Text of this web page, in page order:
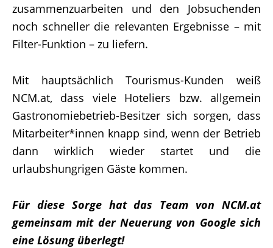
zusammenzuarbeiten und den Jobsuchenden
noch schneller die relevanten Ergebnisse – mit
Filter-Funktion – zu liefern.
Mit hauptsächlich Tourismus-Kunden weiß
NCM.at, dass viele Hoteliers bzw. allgemein
Gastronomiebetrieb-Besitzer sich sorgen, dass
Mitarbeiter*innen knapp sind, wenn der Betrieb
dann wirklich wieder startet und die
urlaubshungrigen Gäste kommen.
Für diese Sorge hat das Team von NCM.at
gemeinsam mit der Neuerung von Google sich
eine Lösung überlegt!